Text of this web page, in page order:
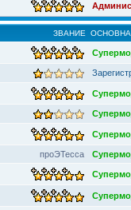
ЗВАНИЕ
проЭТесса